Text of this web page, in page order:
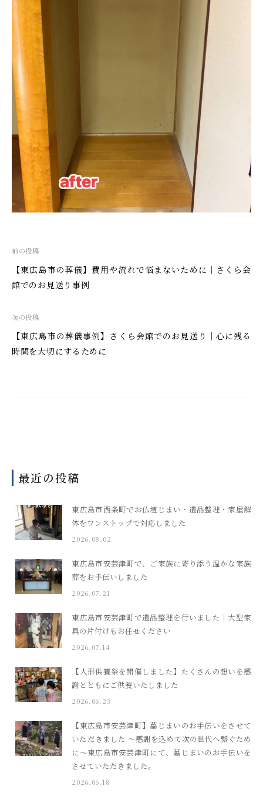
投
稿
ナ
ゲ
ー
シ
前の投稿
【東広島市の葬儀】費用や流れで悩まないために｜さくら会
館でのお見送り事例
次の投稿
【東広島市の葬儀事例】さくら会館でのお見送り｜心に残る
時間を大切にするために
最近の投稿
東広島市西条町でお仏壇じまい・遺品整理・家屋解
体をワンストップで対応しました
2026.08.02
東広島市安芸津町で、ご家族に寄り添う温かな家族
葬をお手伝いしました
2026.07.21
東広島市安芸津町で遺品整理を行いました｜大型家
具の片付けもお任せください
2026.07.14
【人形供養祭を開催しました】たくさんの想いを感
謝とともにご供養いたしました
2026.06.23
【東広島市安芸津町】墓じまいのお手伝いをさせて
いただきました ～感謝を込めて次の世代へ繋ぐため
に～東広島市安芸津町にて、墓じまいのお手伝いを
させていただきました。
2026.06.18